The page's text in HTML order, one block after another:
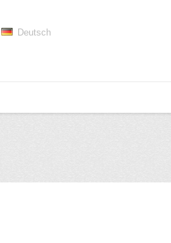
Deutsch